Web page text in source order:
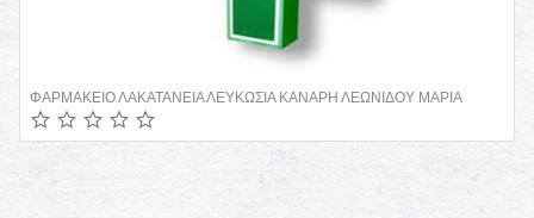
ΜΙΚΡΟΒΙΟΛΟΓΟΣ ΛΕΜΕΣΟΣ ΕΥΣΤΑΘΙΟΥ ΝΙΚΟΣ